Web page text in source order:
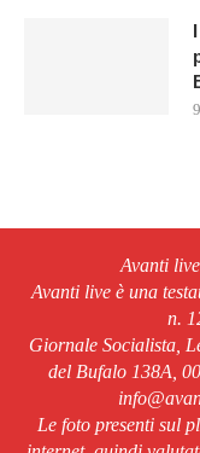
Avanti
Avanti live è una
n.
Giornale Socialista,
del Bufalo 138A,
Le foto presenti sul